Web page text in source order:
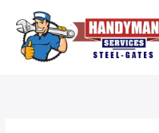
contenido